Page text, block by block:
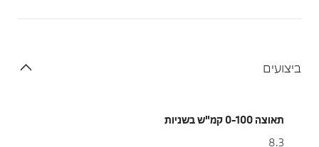
ביצועים
תאוצה 0-100 קמ"ש בשניות
8.3